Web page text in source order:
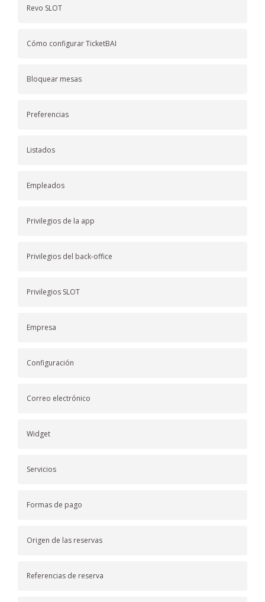
Revo SLOT
Cómo configurar TicketBAI
Bloquear mesas
Preferencias
Listados
Empleados
Privilegios de la app
Privilegios del back-office
Privilegios SLOT
Empresa
Configuración
Correo electrónico
Widget
Servicios
Formas de pago
Origen de las reservas
Referencias de reserva